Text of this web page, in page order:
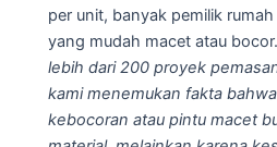
per unit, banyak pemilik
yang mudah macet atau bocor.
lebih dari 200 proyek
kami menemukan fakta
kebocoran atau pintu macet